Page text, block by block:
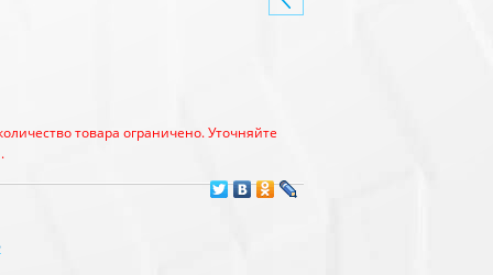
товара ограничено. Уточняйте